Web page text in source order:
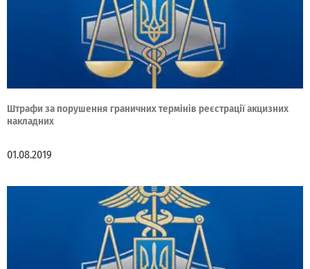
Штрафи за порушення граничних термінів реєстрації акцизних
накладних
01.08.2019